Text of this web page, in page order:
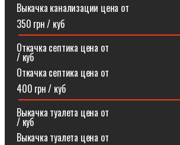
Выкачка канализации цена от
350 грн / куб
Откачка септика цена от
/ куб
Откачка септика цена от
400 грн / куб
Выкачка туалета цена от
/ куб
Выкачка туалета цена от